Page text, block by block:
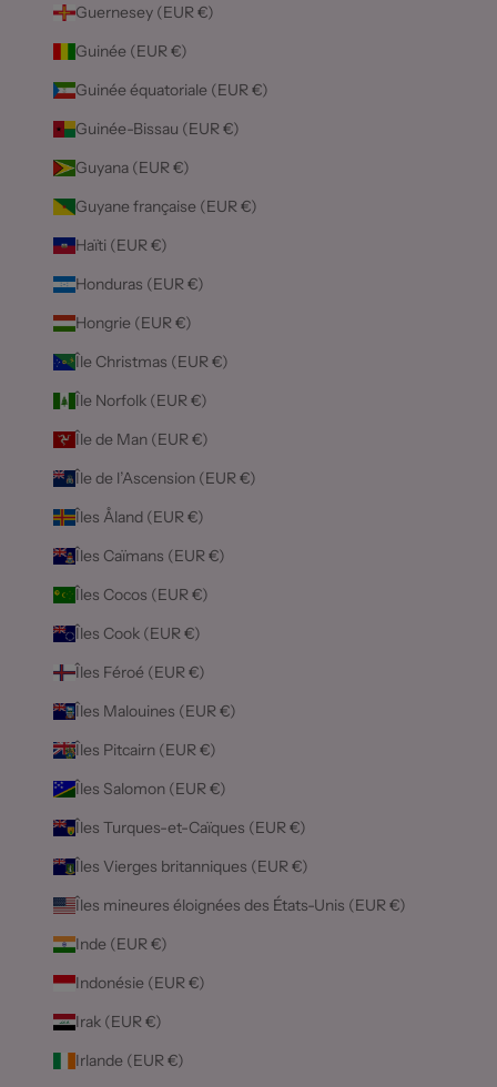
Guernesey (EUR €)
Guinée (EUR €)
Guinée équatoriale (EUR €)
Guinée-Bissau (EUR €)
Guyana (EUR €)
Guyane française (EUR €)
Haïti (EUR €)
Honduras (EUR €)
Hongrie (EUR €)
Île Christmas (EUR €)
Île Norfolk (EUR €)
Île de Man (EUR €)
Île de l’Ascension (EUR €)
Îles Åland (EUR €)
Îles Caïmans (EUR €)
Îles Cocos (EUR €)
Îles Cook (EUR €)
Îles Féroé (EUR €)
Îles Malouines (EUR €)
Îles Pitcairn (EUR €)
Îles Salomon (EUR €)
Îles Turques-et-Caïques (EUR €)
Îles Vierges britanniques (EUR €)
Îles mineures éloignées des États-Unis (EUR €)
Inde (EUR €)
Indonésie (EUR €)
Irak (EUR €)
Irlande (EUR €)